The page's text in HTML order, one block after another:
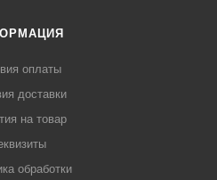
оплаты
доставки
на товар
обработки